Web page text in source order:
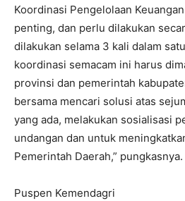
Koordinasi Pengelolaan
penting, dan perlu dilakukan
dilakukan selama 3 kali dalam
koordinasi semacam ini harus
provinsi dan pemerintah
bersama mencari solusi atas
yang ada, melakukan sosialisasi
undangan dan untuk
Pemerintah Daerah,” pungkasnya.
Puspen Kemendagri